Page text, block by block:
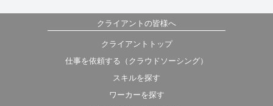
クライアントの皆様へ
クライアントトップ
仕事を依頼する（クラウドソーシング）
スキルを探す
ワーカーを探す